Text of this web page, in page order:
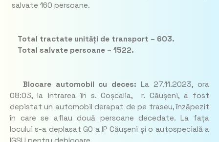
salvate 160 persoane.
Total tractate unități de transport – 603.
Total salvate persoane – 1522.
Blocare automobil cu deces: La 27.11.2023, ora
08:03, la intrarea în s. Coșcalia, r. Căușeni, a fost
depistat un automobil derapat de pe traseu, înzăpezit
în care se aflau două persoane decedate. La fața
locului s-a deplasat GO a IP Căușeni și o autospecială a